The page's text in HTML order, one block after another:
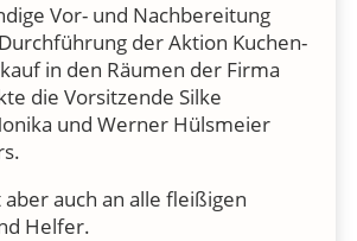
Vor- und Nachbereitung
der Aktion Kuchen-
in den Räumen der Firma
die Vorsitzende Silke
und Werner Hülsmeier
auch an alle fleißigen
Helfer.